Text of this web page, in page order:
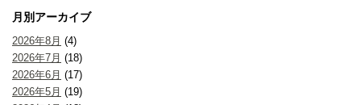
月別アーカイブ
2026年8月 (4)
2026年7月 (18)
2026年6月 (17)
2026年5月 (19)